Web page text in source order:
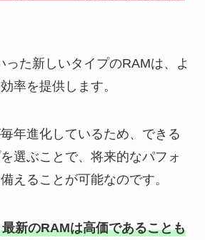
った新しいタイプのRAMは、よ
率を提供します。
年進化しているため、できる
選ぶことで、将来的なパフォ
えることが可能なのです。
新のRAMは高価であることも